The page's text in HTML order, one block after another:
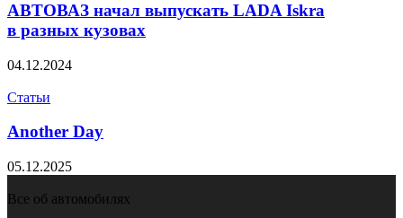
АВТОВАЗ начал выпускать LADA Iskra
в разных кузовах
04.12.2024
Статьи
Another Day
05.12.2025
Все об автомобилях